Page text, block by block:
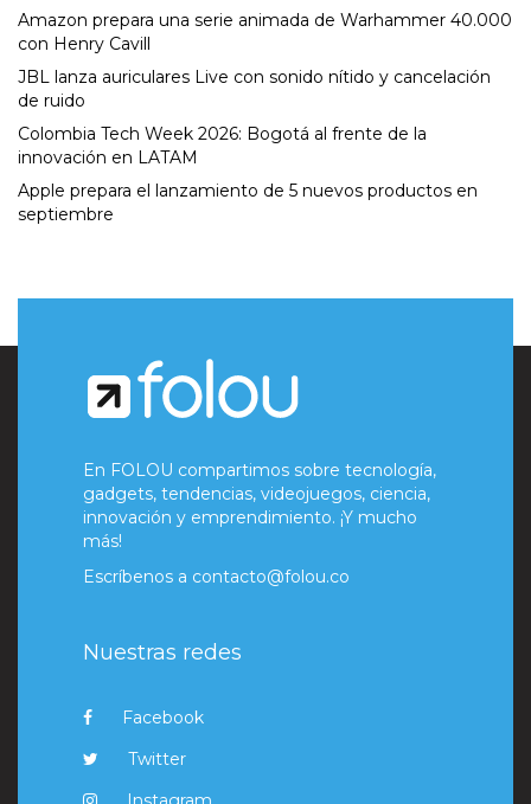
Amazon prepara una serie animada de Warhammer 40.000
con Henry Cavill
JBL lanza auriculares Live con sonido nítido y cancelación
de ruido
Colombia Tech Week 2026: Bogotá al frente de la
innovación en LATAM
Apple prepara el lanzamiento de 5 nuevos productos en
septiembre
En FOLOU compartimos sobre tecnología,
gadgets, tendencias, videojuegos, ciencia,
innovación y emprendimiento. ¡Y mucho
más!
Escríbenos a contacto@folou.co
Nuestras redes
Facebook
Twitter